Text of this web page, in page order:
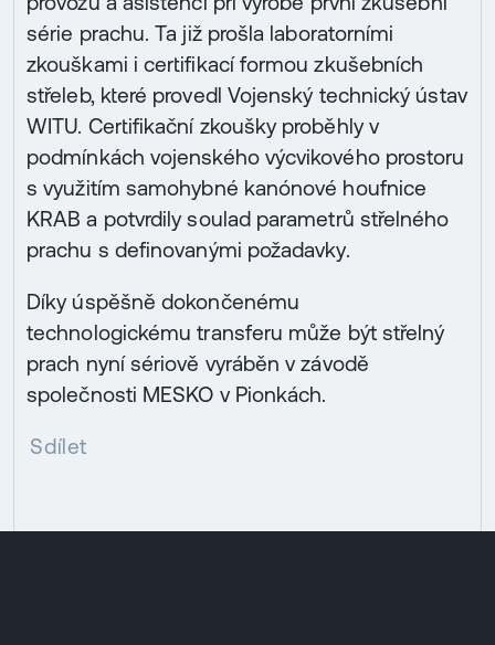
série prachu. Ta již prošla laboratorními
zkouškami i certifikací formou zkušebních
střeleb, které provedl Vojenský technický ústav
WITU. Certifikační zkoušky proběhly v
podmínkách vojenského výcvikového prostoru
s využitím samohybné kanónové houfnice
KRAB a potvrdily soulad parametrů střelného
prachu s definovanými požadavky.
Díky úspěšně dokončenému
technologickému transferu může být střelný
prach nyní sériově vyráběn v závodě
společnosti MESKO v Pionkách.
Sdílet